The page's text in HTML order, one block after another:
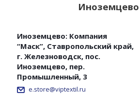
Иноземцево
Иноземцево: Компания
“Маск”, Ставропольский край,
г. Железноводск, пос.
Иноземцево, пер.
Промышленный, 3
e.store@viptextil.ru